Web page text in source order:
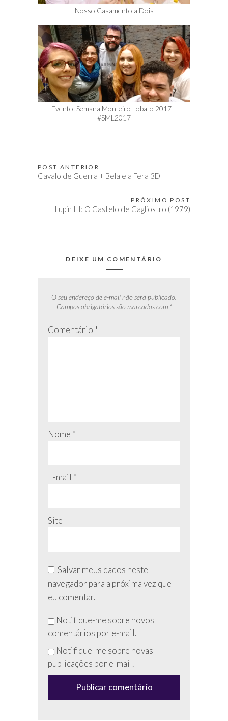
Nosso Casamento a Dois
Evento: Semana Monteiro Lobato 2017 –
#SML2017
Navegação
POST ANTERIOR
Cavalo de Guerra + Bela e a Fera 3D
PRÓXIMO POST
Lupin III: O Castelo de Cagliostro (1979)
DEIXE UM COMENTÁRIO
O seu endereço de e-mail não será publicado.
Campos obrigatórios são marcados com *
Comentário *
Nome *
E-mail *
Site
Salvar meus dados neste
navegador para a próxima vez que
eu comentar.
Não
preencha
esse
campo
(anti-
Notifique-me sobre novos
comentários por e-mail.
Notifique-me sobre novas
publicações por e-mail.